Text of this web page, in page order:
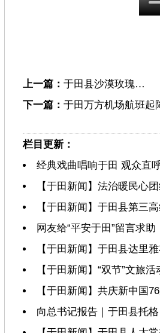
上一篇： 于田县沙漠玫瑰…
下一篇： 于田万方机场航班起
栏目更新：
经典戏曲唱响于田 观众直
【于田新闻】法治暖民心
【于田新闻】于田县第三
网友给“平安于田”留言求
【于田新闻】于田县达里
【于田新闻】“双节”文旅
【于田新闻】共庆新中国
向总书记报告｜于田县托